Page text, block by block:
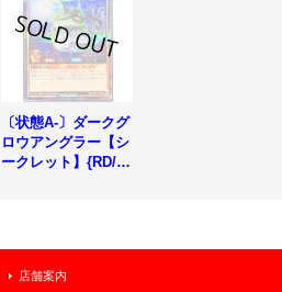
〔状態A-〕ダークグ
ロウアングラー【シ
ークレット】{RD/V
店舗案内